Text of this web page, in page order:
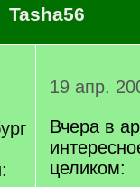
Tasha56
19 апр.
Вчера в
целиком: